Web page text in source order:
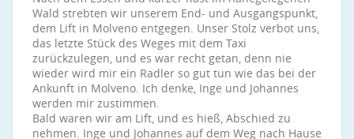
Wald strebten wir unserem End- und Ausgangspunkt,
dem Lift in Molveno entgegen. Unser Stolz verbot uns,
das letzte Stück des Weges mit dem Taxi
zurückzulegen, und es war recht getan, denn nie
wieder wird mir ein Radler so gut tun wie das bei der
Ankunft in Molveno. Ich denke, Inge und Johannes
werden mir zustimmen.
Bald waren wir am Lift, und es hieß, Abschied zu
nehmen. Inge und Johannes auf dem Weg nach Hause